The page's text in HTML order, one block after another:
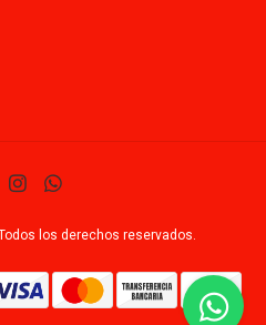
los derechos reservados.